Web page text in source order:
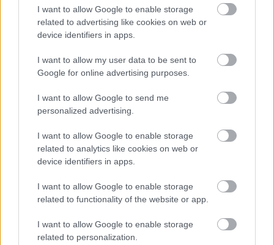
I want to allow Google to enable storage
related to advertising like cookies on web or
device identifiers in apps.
I want to allow my user data to be sent to
Google for online advertising purposes.
I want to allow Google to send me
personalized advertising.
I want to allow Google to enable storage
related to analytics like cookies on web or
device identifiers in apps.
I want to allow Google to enable storage
related to functionality of the website or app.
I want to allow Google to enable storage
related to personalization.
AZ EMBERSÉG ÜNNEPE
VECSEI H. MIKLÓS A ZSÁMBÉKI NYÁRI